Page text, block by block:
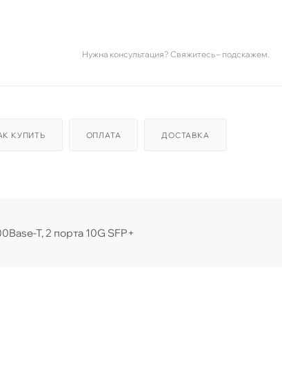
Нужна консультация? Свяжитесь – подскажем.
КУПИТЬ ОПЛАТА ДОСТАВКА
T, 2 порта 10G SFP+